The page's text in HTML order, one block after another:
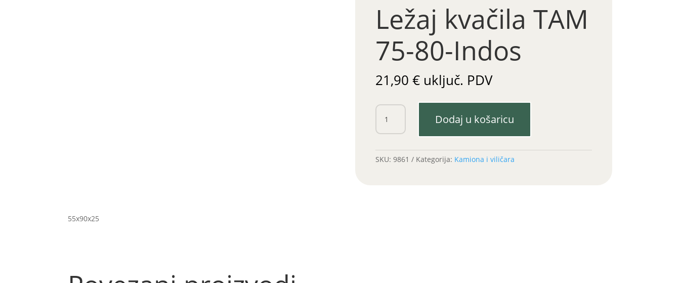
Ležaj kvačila TAM
75-80-Indos
21,90 € uključ. PDV
Ležaj
kvačila
TAM
80-
Dodaj u košaricu
SKU: 9861 Kategorija: Kamiona i viličara
55x90x25